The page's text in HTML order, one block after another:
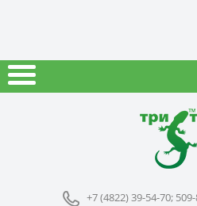
+7 (4822) 39-54-70;